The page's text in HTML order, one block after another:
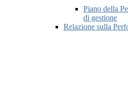
Piano della
di gestione
Relazione sulla